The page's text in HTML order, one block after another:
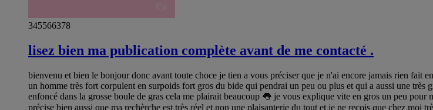
345566378
lisez bien ma publication complète avant de me contacté .
bienvenu et bien le bonjour donc avant toute choce je tien a vous préciser que je n'ai encore jamais rien fait
un homme très fort corpulent en surpoids fort gros du bide qui pendrai un peu ou plus et qui a aussi une très
enfoncé dans la grosse boule de gras cela me plairait beaucoup 👅 je vous explique vite en gros un peu
précise bien aussi que ma rechèrche est très réel et non une plaisanterie du tout et je ne reçois que chez